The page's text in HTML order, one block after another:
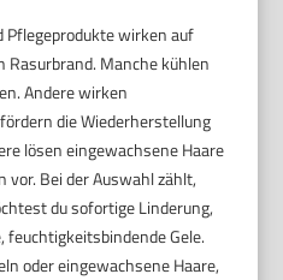
Pflegeprodukte wirken auf
Rasurbrand. Manche kühlen
Andere wirken
die Wiederherstellung
lösen eingewachsene Haare
vor. Bei der Auswahl zählt,
du sofortige Linderung,
Gele.
oder eingewachsene Haare,